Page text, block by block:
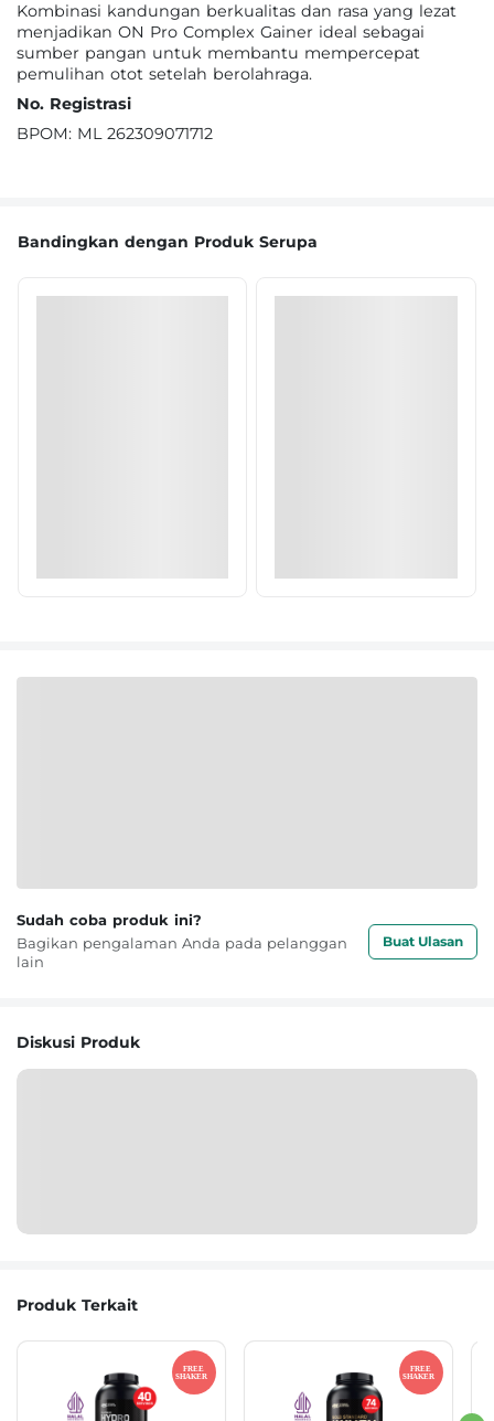
Kombinasi kandungan berkualitas dan rasa yang lezat
menjadikan ON Pro Complex Gainer ideal sebagai
sumber pangan untuk membantu mempercepat
pemulihan otot setelah berolahraga.
No. Registrasi
BPOM: ML 262309071712
Bandingkan dengan Produk Serupa
Sudah coba produk ini?
Bagikan pengalaman Anda pada pelanggan
lain
Buat Ulasan
Diskusi Produk
Produk Terkait